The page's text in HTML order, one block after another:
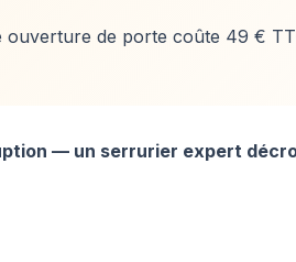
de porte coûte 49 €
— un serrurier expert